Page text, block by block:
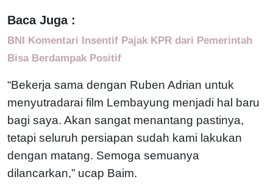
Baca Juga :
BNI Komentari Insentif Pajak KPR dari Pemerintah
Bisa Berdampak Positif
“Bekerja sama dengan Ruben Adrian untuk
menyutradarai film Lembayung menjadi hal baru
bagi saya. Akan sangat menantang pastinya,
tetapi seluruh persiapan sudah kami lakukan
dengan matang. Semoga semuanya
dilancarkan,” ucap Baim.